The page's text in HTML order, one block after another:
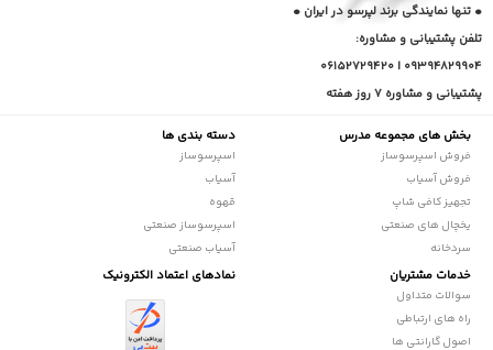
• تنها نمایندگی برند لپرسو در ایران •
تلفن پشتیبانی و مشاوره:
09394829904 | 06152729420
پشتیبانی و مشاوره 7 روز هفته
بخش های مجموعه مدرس
فروش اسپرسوساز
فروش آسیاب
تجهیز کافی شاپ
یخچال های صنعتی
سردخانه
دسته بندی ها
اسپرسوساز
آسیاب
قهوه
اسپرسوساز صنعتی
آسیاب صنعتی
خدمات مشتریان
سوالات متداول
راه های ارتباطی
اصول گارانتی ها
نمادهای اعتماد الکترونیک